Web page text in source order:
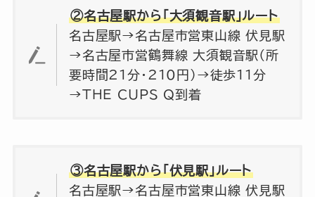
②名古屋駅から「大須観音駅」ルート
名古屋駅→名古屋市営東山線 伏見駅
→名古屋市営鶴舞線 大須観音駅（所
要時間21分・210円）→徒歩11分
→THE CUPS Q到着
③名古屋駅から「伏見駅」ルート
名古屋駅→名古屋市営東山線 伏見駅